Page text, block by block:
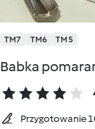
TM7 TM6 TM5
Babka
Przygotowanie